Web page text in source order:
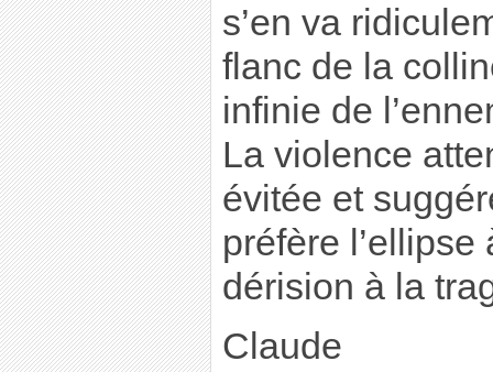
s’en va
flanc de la
infinie de
La violence
évitée et
préfère l’ellipse
dérision à la
Claude